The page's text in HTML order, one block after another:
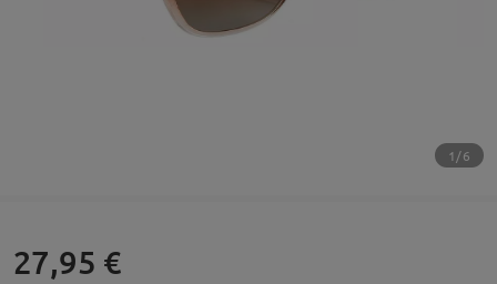
1/6
27,95 €